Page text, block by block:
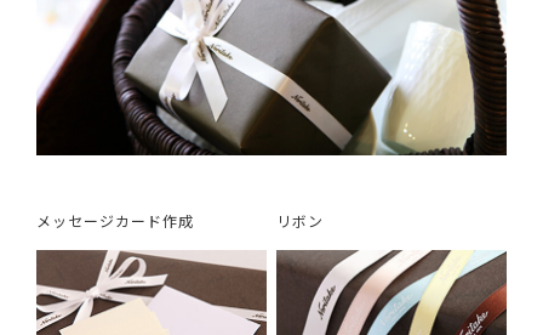
メッセージカード作成 リボン